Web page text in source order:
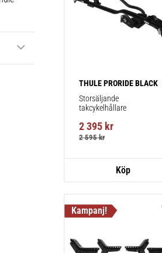
THULE PRORIDE BLACK
Storsäljande
takcykelhållare
2 395 kr
2 595kr